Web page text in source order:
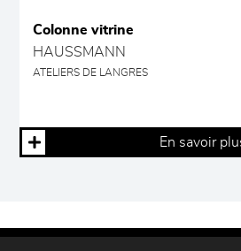
Colonne vitrine
HAUSSMANN
ATELIERS DE LANGRES
En savoir